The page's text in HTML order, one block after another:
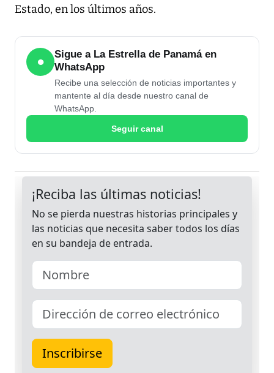
Estado, en los últimos años.
●
Sigue a La Estrella de Panamá en
WhatsApp
Recibe una selección de noticias importantes y
mantente al día desde nuestro canal de
WhatsApp.
Seguir canal